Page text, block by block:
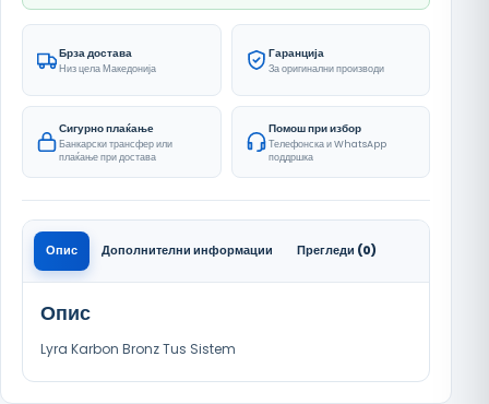
Брза достава
Низ цела Македонија
Гаранција
За оригинални производи
Сигурно плаќање
Банкарски трансфер или
плаќање при достава
Помош при избор
Телефонска и WhatsApp
поддршка
Опис Дополнителни информации Прегледи (0)
Опис
Lyra Karbon Bronz Tus Sistem